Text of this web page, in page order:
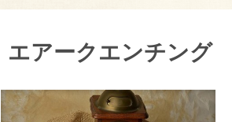
エアークエンチング